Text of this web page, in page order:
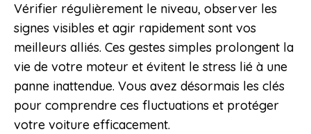
Vérifier régulièrement le niveau, observer les
signes visibles et agir rapidement sont vos
meilleurs alliés. Ces gestes simples prolongent la
vie de votre moteur et évitent le stress lié à une
panne inattendue. Vous avez désormais les clés
pour comprendre ces fluctuations et protéger
votre voiture efficacement.